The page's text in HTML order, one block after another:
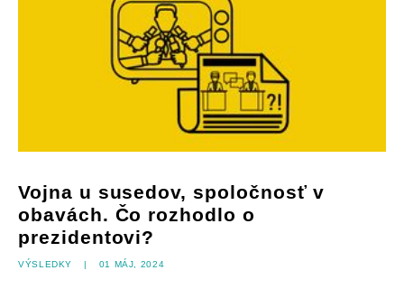
Vojna u susedov, spoločnosť v
obavách. Čo rozhodlo o
prezidentovi?
Výsledky | 01 máj, 2024